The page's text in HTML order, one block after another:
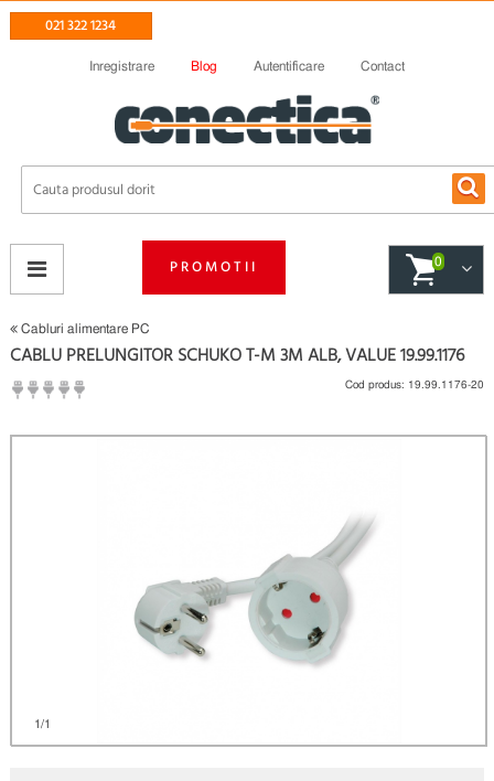
021 322 1234
Inregistrare Blog Autentificare Contact
PROMOTII 0
Cabluri alimentare PC
1/1
CABLU PRELUNGITOR SCHUKO T-M 3M ALB, VALUE 19.99.1176
Fii primul care scrie un review
Cod produs: 19.99.1176-20